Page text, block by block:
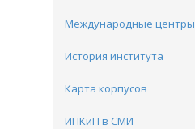
Международные центры
История института
Карта корпусов
ИПКиП в СМИ